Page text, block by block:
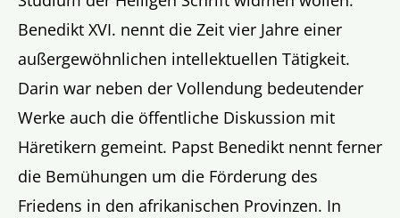
Benedikt XVI. nennt die Zeit vier Jahre einer
außergewöhnlichen intellektuellen Tätigkeit.
Darin war neben der Vollendung bedeutender
Werke auch die öffentliche Diskussion mit
Häretikern gemeint. Papst Benedikt nennt ferner
die Bemühungen um die Förderung des
Friedens in den afrikanischen Provinzen. In